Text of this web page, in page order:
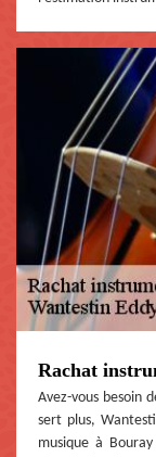
Rachat
Avez-vous besoin
sert plus,
musique à